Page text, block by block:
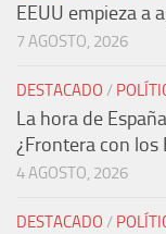
EEUU empieza a
7 AGOSTO, 2026
DESTACADO /
La hora de
¿Frontera con los
4 AGOSTO, 2026
DESTACADO /